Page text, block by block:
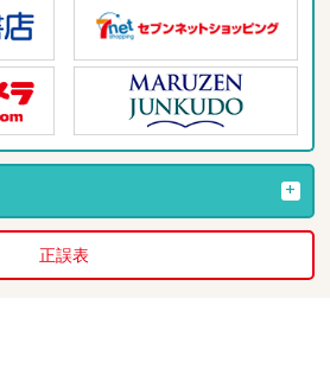
正誤表